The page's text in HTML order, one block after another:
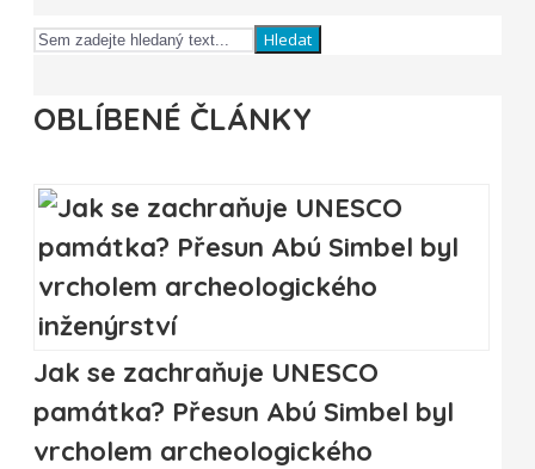
Hledat
OBLÍBENÉ ČLÁNKY
Jak se zachraňuje UNESCO
památka? Přesun Abú Simbel byl
vrcholem archeologického